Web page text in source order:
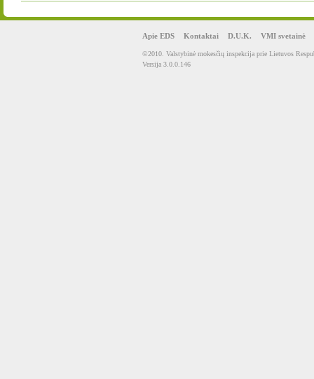
Apie EDS Kontaktai D.U.K. VMI svetainė
©2010. Valstybinė mokesčių inspekcija prie Lietuvos
Versija 3.0.0.146